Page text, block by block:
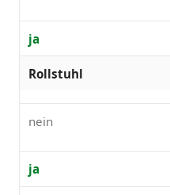
ja
Rollstuhl
nein
ja